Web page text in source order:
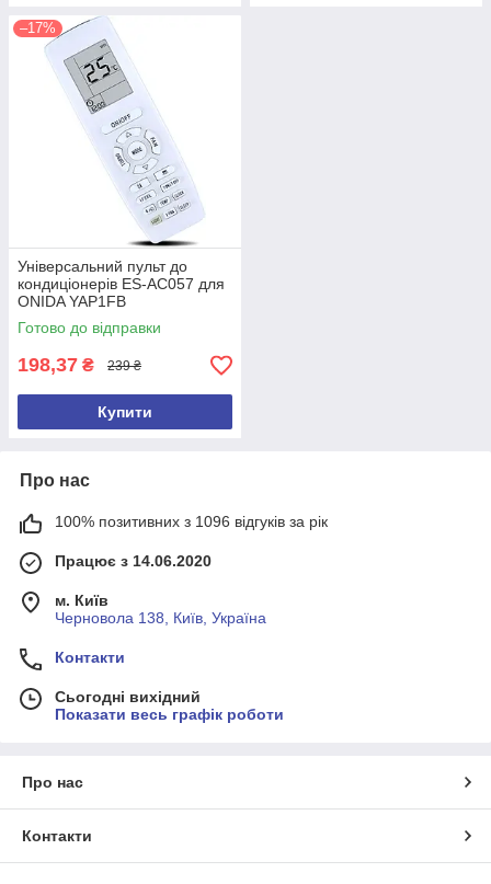
–17%
Універсальний пульт до
кондиціонерів ES-AC057 для
ONIDA YAP1FB
Готово до відправки
198,37 ₴ 239 ₴
Купити
Про нас
100% позитивних з 1096 відгуків за рік
Працює з 14.06.2020
м. Київ
Черновола 138, Київ, Україна
Контакти
Сьогодні вихідний
Показати весь графік роботи
Про нас
Контакти